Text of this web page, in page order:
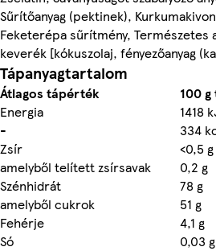
Sűrítőanyag (pektinek),
Feketerépa sűrítmény, Természetes
keverék [kókuszolaj, fényezőanyag
Tápanyagtartalom
Átlagos tápérték
100
Energia
1418
-
334
Zsír
<0,5 g
amelyből telített zsírsavak
0,2 g
Szénhidrát
78 g
amelyből cukrok
51 g
Fehérje
4,1 g
Só
0,03 g